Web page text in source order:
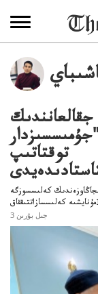
جقالعانندىك
توقتاتىپ
كەلىسسوزگە
3 جىل بۇرىن